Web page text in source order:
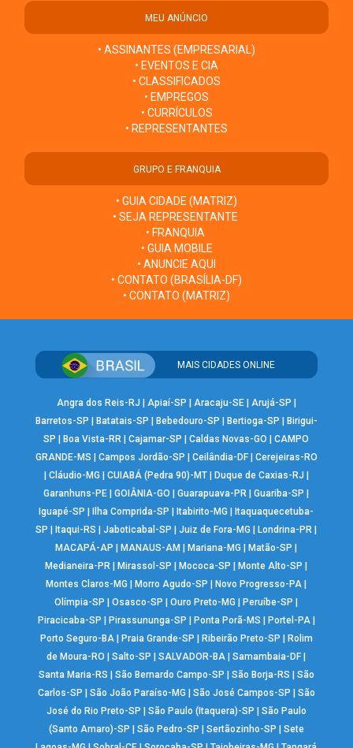
MEU ANÚNCIO
• ASSINANTES (EMPRESARIAL)
• EVENTOS E CIA
• CLASSIFICADOS
• EMPREGOS
• CURRÍCULOS
• REPRESENTANTES
GRUPO E FRANQUIA
• GUIA CIDADE (MATRIZ)
• SEJA REPRESENTANTE
• FRANQUIA
• GUIA MOBILE
• ANUNCIE AQUI
• CONTATO (BRASÍLIA-DF)
• CONTATO (MATRIZ)
MAIS CIDADES ONLINE
Angra dos Reis-RJ Apiaí-SP Aracaju-SE| Arujá-SP
Barretos-SP
Batatais-SP Bebedouro-SP Bertioga-SP
Birigui-
SP
Boa Vista-RR |Cajamar-SP |Caldas Novas-GO |CAMPO
GRANDE-MS
Campos Jordão-SP Ceilândia-DF| Cerejeiras-RO
Cláudio-MG CUIABÁ (Pedra 90)-MT| Duque de Caxias-RJ
Garanhuns-PE |GOIÂNIA-GO |Guarapuava-PR |Guariba-SP
Iguapé-SP
Ilha Comprida-SP Itabirito-MG
Itaquaquecetuba-
SP
Itaqui-RS |Jaboticabal-SP |Juiz de Fora-MG Londrina-PR
MACAPÁ-AP
MANAUS-AM Mariana-MG Matão-SP
Medianeira-PR
Mirassol-SP Mococa-SP Monte Alto-SP
Montes Claros-MG
Morro Agudo-SP Novo Progresso-PA
Olímpia-SP
|Osasco-SP |Ouro Preto-MG Peruíbe-SP
Piracicaba-SP
Pirassununga-SP Ponta Porã-MS Portel-PA|
Porto Seguro-BA| Praia Grande-SP Ribeirão Preto-SP
Rolim
de Moura-RO
|Salto-SP |SALVADOR-BA |Samambaia-DF
Santa Maria-RS
São Bernardo Campo-SP São Borja-RS
São
Carlos-SP
São João Paraíso-MG São José Campos-SP
São
José do Rio Preto-SP
São Paulo (Itaquera)-SP
São Paulo
(Santo Amaro)-SP
São Pedro-SP Sertãozinho-SP
Sete